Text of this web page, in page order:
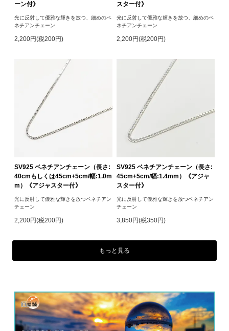
ーン付》
光に反射して優雅な輝きを放つ、細めのベ
ネチアンチェーン
2,200円(税200円)
スター付》
光に反射して優雅な輝きを放つ、細めのベ
ネチアンチェーン
2,200円(税200円)
SV925 ベネチアンチェーン（長さ:
40cmもしくは45cm+5cm/幅:1.0m
m）《アジャスター付》
光に反射して優雅な輝きを放つベネチアン
チェーン
2,200円(税200円)
SV925 ベネチアンチェーン（長さ:
45cm+5cm/幅:1.4mm）《アジャ
スター付》
光に反射して優雅な輝きを放つベネチアン
チェーン
3,850円(税350円)
もっと見る